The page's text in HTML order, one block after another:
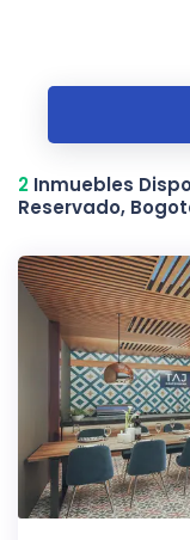
2 Inmuebles
Reservado,